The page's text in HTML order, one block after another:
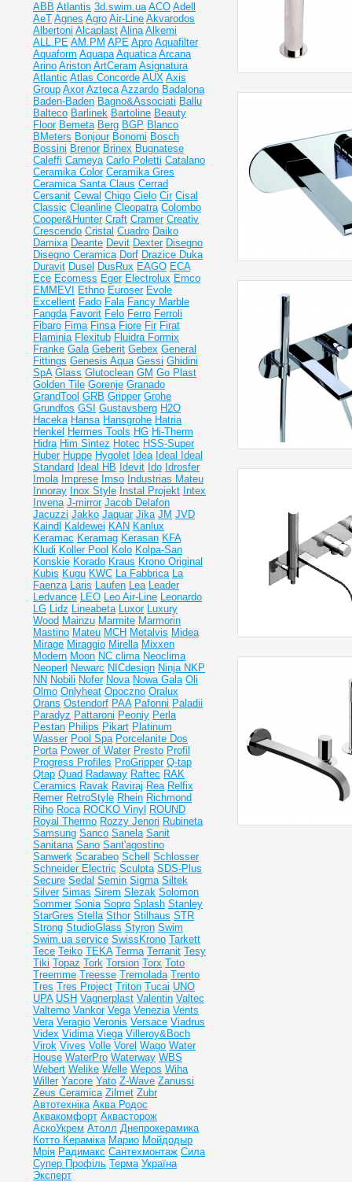
ABB Atlantis 3d.swim.ua ACO Adell
AeT Agnes Agro Air-Line Akvarodos
Albertoni Alcaplast Alina Alkemi
ALL.PE AM.PM APE Apro Aquafilter
Aquaform Aquapa Aquatica Arcana
Arino Ariston ArtCeram Asignatura
Atlantic Atlas Concorde AUX Axis
Group Axor Azteca Azzardo Badalona
Baden-Baden Bagno&Associati Ballu
Balteco Barlinek Bartoline Beauty
Floor Bemeta Berg BGP Blanco
BMeters Bonjour Bonomi Bosch
Bossini Brenor Brinex Bugnatese
Caleffi Cameya Carlo Poletti Catalano
Ceramika Color Ceramika Gres
Ceramiсa Santa Claus Cerrad
Cersanit Cewal Chigo Cielo Cir Cisal
Classic Cleanline Cleopatra Colombo
Cooper&Hunter Craft Cramer Creativ
Crescendo Cristal Cuadro Daiko
Damixa Deante Devit Dexter Disegno
Disegno Ceramica Dorf Drazice Duka
Duravit Dusel DusRux EAGO ECA
Ece Ecomess Eger Electrolux Emco
EMMEVI
Ethno Euroser Evole
Excellent Fado Fala Fancy Marble
Fangda Favorit Felo Ferro Ferroli
Fibaro Fima Finsa Fiore Fir Firat
Flaminia Flexitub Fluidra Formix
Franke Gala Geberit Gebex General
Fittings Genesis Aqua Gessi Ghidini
SpA Glass Glutoclean GM Go Plast
Golden Tile Gorenje Granado
GrandTool GRB Gripper Grohe
Grundfos GSI Gustavsberg H2O
Haceka Hansa Hansgrohe Hatria
Henkel Hermes Tools HG Hi-Therm
Hidra Him Sintez Hotec HSS-Super
Huber Huppe Hygolet Idea Ideal
Ideal
Standard Ideal НВ Idevit Ido Idrosfer
Imola Imprese Imso Industrias Mateu
Innoray Inox Style Instal Projekt Intex
Invena J-mirror Jacob Delafon
Jacuzzi Jakko Jaquar Jika JM JVD
Kaindl
Kaldewei KAN Kanlux
Keramac Keramag Kerasan KFA
Kludi Koller Pool Kolo Kolpa-San
Konskie Korado Kraus Krono Original
Kubis Kugu KWC La Fabbrica La
Faenza Laris Laufen Lea Leader
Ledvance LEO Leo Air-Line Leonardo
LG Lidz Lineabeta Luxor Luxury
Wood Mainzu Marmite Marmorin
Mastino Mateu MCH Metalvis Midea
Mirage Miraggio Mirella Mixxen
Modern Moon NC clima Neoclima
Neoperl Newarc NICdesign Ninja NKP
NN Nobili Nofer Nova Nowa Gala Oli
Olmo Onlyheat Opoczno Oralux
Orans Ostendorf PAA Pafonni Paladii
Paradyz Pattaroni Peoniy Perla
Pestan Philips Pikart Platinum
Wasser Pool Spa Porcelanite Dos
Porta Power of Water Presto Profil
Progress Profiles ProGripper Q-tap
Qtap Quad Radaway Raftec RAK
Ceramics Ravak Raviraj Rea Relfix
Remer RetroStyle Rhein Richmond
Riho Roca ROCKO Vinyl ROUND
Royal Thermo Rozzy Jenori Rubineta
Samsung Sanco Sanela Sanit
Sanitana Sano Sant'agostino
Sanwerk Scarabeo Schell
Schlosser
Schneider Electric Sculpta SDS-Plus
Secure Sedal Semin Sigma Siltek
Silver Simas Sirem Slezak Solomon
Sommer Sonia Sopro Splash Stanley
StarGres Stella Sthor Stilhaus STR
Strong StudioGlass Styron Swim
Swim.ua service SwissKrono Tarkett
Tece Teiko TEKA Terma Terranit Tesy
Tiki Topaz Tork Torsion Torx Toto
Treemme Treesse Tremolada Trento
Tres Tres Project Triton Tucai UNO
UPA USH Vagnerplast Valentin Valtec
Valtemo Vankor Vega Venezia Vents
Vera Veragio Veronis Versace Viadrus
Videx Vidima Viega Villeroy&Boch
Virok Vives Volle Vorel Wago Water
House WaterPro Waterway WBS
Webert Welike Welle Wepos Wiha
Willer Yacore Yato Z-Wave Zanussi
Zeus Ceramica Zilmet Zubr
Автотехніка Аква Родос
Аквакомфорт Аквасторож
АскоУкрем Атолл Днепрокерамика
Котто Кераміка Марио Мойдодыр
Мрія Радимакс Сантехмонтаж Сила
Супер Профіль Терма Україна
Эксперт